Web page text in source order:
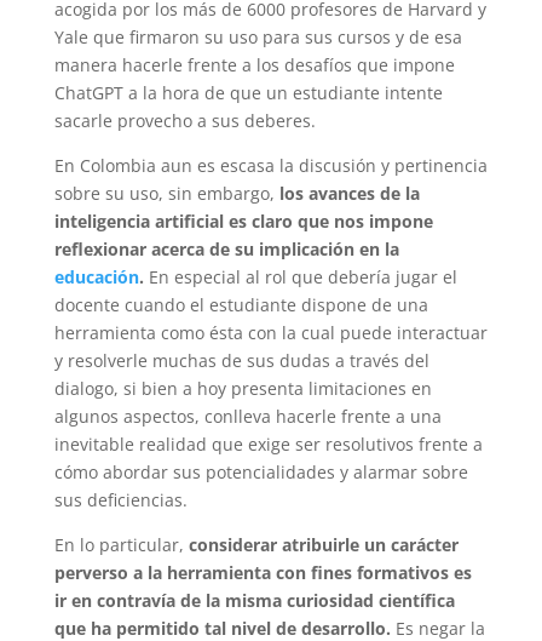
acogida por los más de 6000 profesores de Harvard y
Yale que firmaron su uso para sus cursos y de esa
manera hacerle frente a los desafíos que impone
ChatGPT a la hora de que un estudiante intente
sacarle provecho a sus deberes.
En Colombia aun es escasa la discusión y pertinencia
sobre su uso, sin embargo, los avances de la
inteligencia artificial es claro que nos impone
reflexionar acerca de su implicación en la
educación. En especial al rol que debería jugar el
docente cuando el estudiante dispone de una
herramienta como ésta con la cual puede interactuar
y resolverle muchas de sus dudas a través del
dialogo, si bien a hoy presenta limitaciones en
algunos aspectos, conlleva hacerle frente a una
inevitable realidad que exige ser resolutivos frente a
cómo abordar sus potencialidades y alarmar sobre
sus deficiencias.
En lo particular, considerar atribuirle un carácter
perverso a la herramienta con fines formativos es
ir en contravía de la misma curiosidad científica
que ha permitido tal nivel de desarrollo. Es negar la